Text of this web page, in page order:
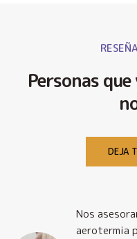
Personas
DEJA
Nos
aerotermia